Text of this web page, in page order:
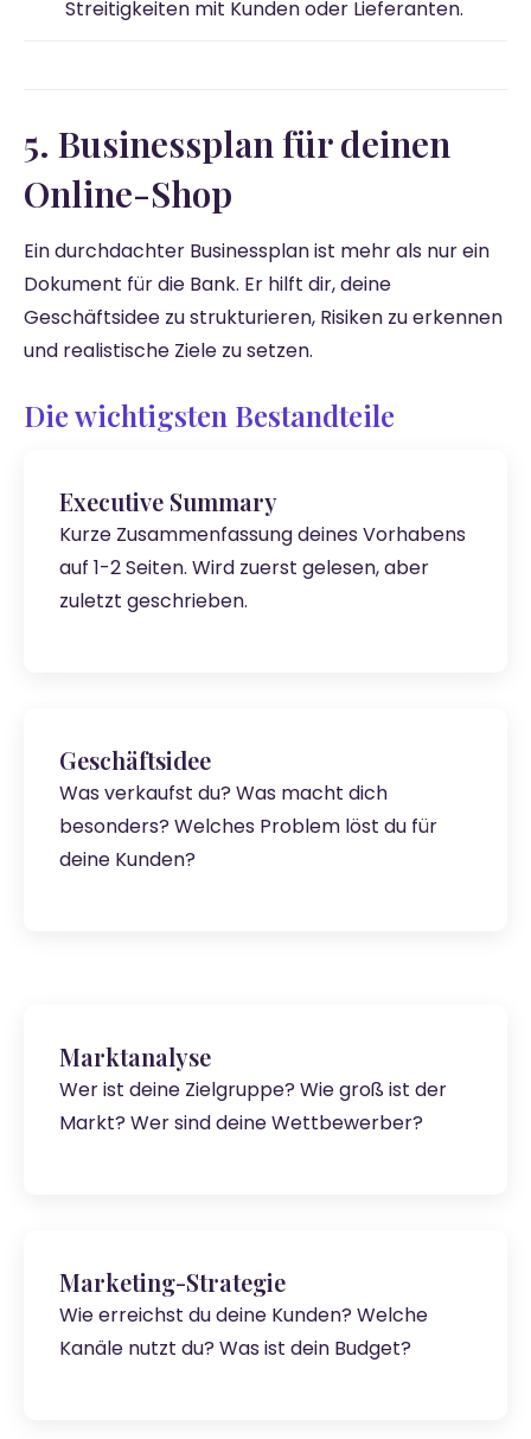
Streitigkeiten mit Kunden oder Lieferanten.
5. Businessplan für deinen
Online-Shop
Ein durchdachter Businessplan ist mehr als nur ein
Dokument für die Bank. Er hilft dir, deine
Geschäftsidee zu strukturieren, Risiken zu erkennen
und realistische Ziele zu setzen.
Die wichtigsten Bestandteile
Executive Summary
Kurze Zusammenfassung deines Vorhabens
auf 1-2 Seiten. Wird zuerst gelesen, aber
zuletzt geschrieben.
Geschäftsidee
Was verkaufst du? Was macht dich
besonders? Welches Problem löst du für
deine Kunden?
Marktanalyse
Wer ist deine Zielgruppe? Wie groß ist der
Markt? Wer sind deine Wettbewerber?
Marketing-Strategie
Wie erreichst du deine Kunden? Welche
Kanäle nutzt du? Was ist dein Budget?